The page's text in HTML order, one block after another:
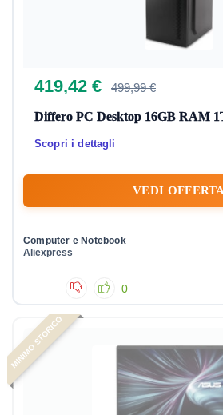
419,42 € 499,99 €
Differo PC Desktop 16GB RAM
Scopri i dettagli
VEDI OFFERTA
Computer e Notebook
Aliexpress
0
MINIMO STORICO